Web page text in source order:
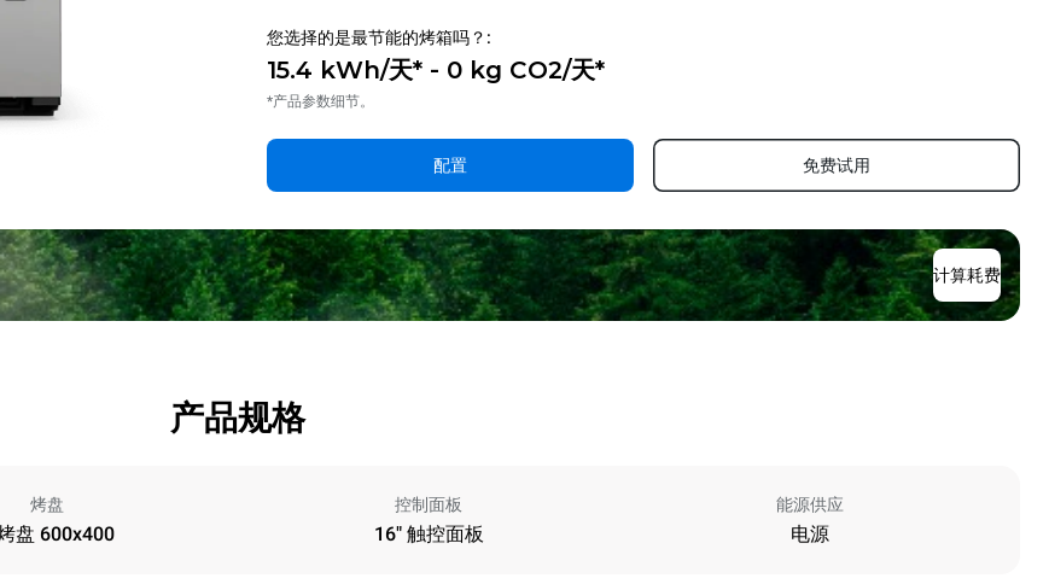
您选择的是最节能的烤箱吗？:
15.4 kWh/天* - 0 kg CO2/天*
*产品参数细节。
配置 免费试用
计算耗费
产品规格
烤盘
盘 600x400
控制面板
16" 触控面板
能源供应
电源